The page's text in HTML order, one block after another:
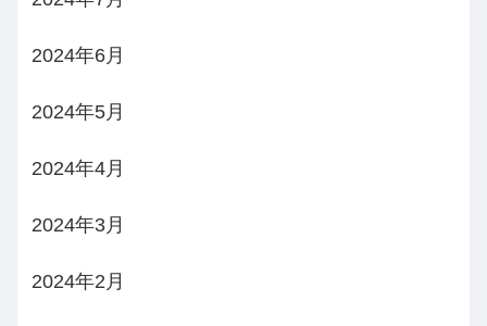
2024年6月
2024年5月
2024年4月
2024年3月
2024年2月